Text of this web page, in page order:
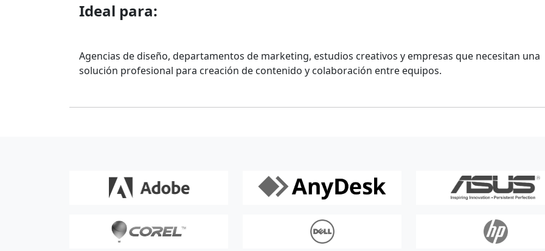
Ideal para:
Agencias de diseño, departamentos de marketing, estudios creativos y empresas que necesitan una
solución profesional para creación de contenido y colaboración entre equipos.